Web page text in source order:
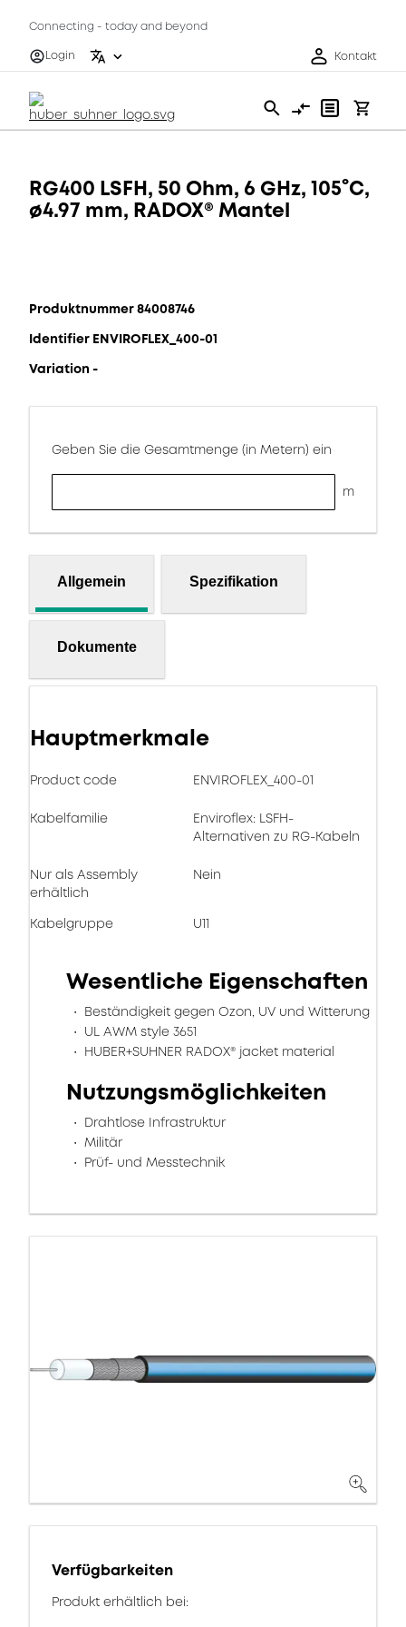
Connecting - today and beyond
Login
Kontakt
RG400 LSFH, 50 Ohm, 6 GHz, 105°C,
ø4.97 mm, RADOX® Mantel
Produktnummer 84008746
Identifier ENVIROFLEX_400-01
Variation -
Geben Sie die Gesamtmenge (in Metern) ein
m
Allgemein Spezifikation
Dokumente
Hauptmerkmale
Product code ENVIROFLEX_400-01
Kabelfamilie
Enviroflex: LSFH-
Alternativen zu RG-Kabeln
Nur als Assembly
erhältlich
Nein
Kabelgruppe U11
Wesentliche Eigenschaften
Beständigkeit gegen Ozon, UV und Witterung
UL AWM style 3651
HUBER+SUHNER RADOX® jacket material
Nutzungsmöglichkeiten
Drahtlose Infrastruktur
Militär
Prüf- und Messtechnik
Verfügbarkeiten
Produkt erhältlich bei: